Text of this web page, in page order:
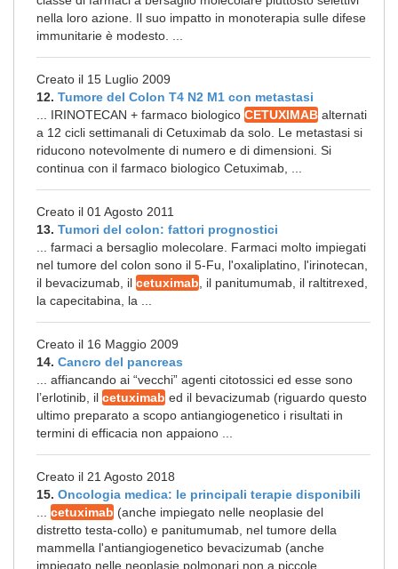
nella loro azione. Il suo impatto in monoterapia sulle difese
immunitarie è modesto. ...
Creato il 15 Luglio 2009
12. Tumore del Colon T4 N2 M1 con metastasi
... IRINOTECAN + farmaco biologico CETUXIMAB alternati
a 12 cicli settimanali di Cetuximab da solo. Le metastasi si
riducono notevolmente di numero e di dimensioni. Si
continua con il farmaco biologico Cetuximab, ...
Creato il 01 Agosto 2011
13. Tumori del colon: fattori prognostici
... farmaci a bersaglio molecolare. Farmaci molto impiegati
nel tumore del colon sono il 5-Fu, l'oxaliplatino, l'irinotecan,
il bevacizumab, il cetuximab , il panitumumab, il raltitrexed,
la capecitabina, la ...
Creato il 16 Maggio 2009
14. Cancro del pancreas
... affiancando ai “vecchi” agenti citotossici ed esse sono
l’erlotinib, il cetuximab ed il bevacizumab (riguardo questo
ultimo preparato a scopo antiangiogenetico i risultati in
termini di efficacia non appaiono ...
Creato il 21 Agosto 2018
15. Oncologia medica: le principali terapie disponibili
cetuximab (anche impiegato nelle neoplasie del
distretto testa-collo) e panitumumab, nel tumore della
mammella l'antiangiogenetico bevacizumab (anche
impiegato nelle neoplasie polmonari non a piccole